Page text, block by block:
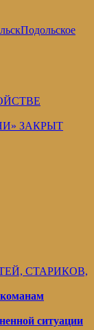
Подольское
ЗАКРЫТ
СТАРИКОВ,
ситуации